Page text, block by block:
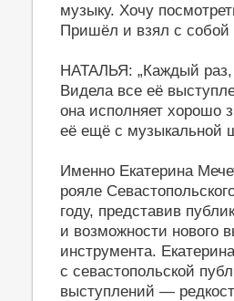
музыку. Хочу
Пришёл и взял с собой
НАТАЛЬЯ: „Каждый раз,
Видела все её
она исполняет
её ещё с музыкальной
Именно Екатерина
рояле
году, представив
и возможности нового
инструмента.
с севастопольской
выступлений —